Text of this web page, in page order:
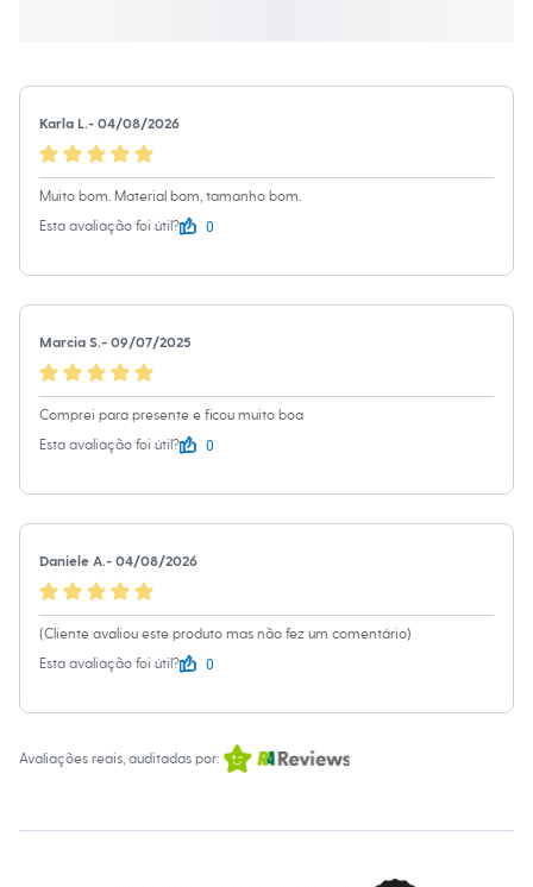
Camisetas e Regatas
Jeans
Polos
Acessórios
Bolsas e Mochilas
Chapéus e Bonés
Cintos
Óculos
Relógios
Botas
Chinelos
Sapatos
Sandálias e Papetes
Moda esportiva
Bermudas
Calças
Calçados
Regatas
Moda íntima
Cuecas
Meias
Pijamas
Personagens
Blusas e Camisetas
Calças
Jeans
Karla L.- 04/08/2026
Muito bom. Material bom, tamanho bom.
Esta avaliação foi útil?
0
Marcia S.- 09/07/2025
Comprei para presente e ficou muito boa
Esta avaliação foi útil?
0
Daniele A.- 04/08/2026
(Cliente avaliou este produto mas não fez um comentário)
Esta avaliação foi útil?
0
Avaliações reais, auditadas por: